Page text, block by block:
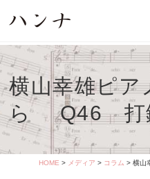
横山幸雄ピ
ら Q46 打
HOME > メディア > コラム > 横